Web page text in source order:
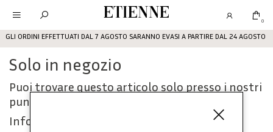
GLI ORDINI EFFETTUATI DAL 7 AGOSTO SARANNO EVASI A PARTIRE DAL 24 AGOSTO
Etienne 0
Solo in negozio
Puoi trovare questo articolo solo presso i nostri
punti vendita:
Info contatti